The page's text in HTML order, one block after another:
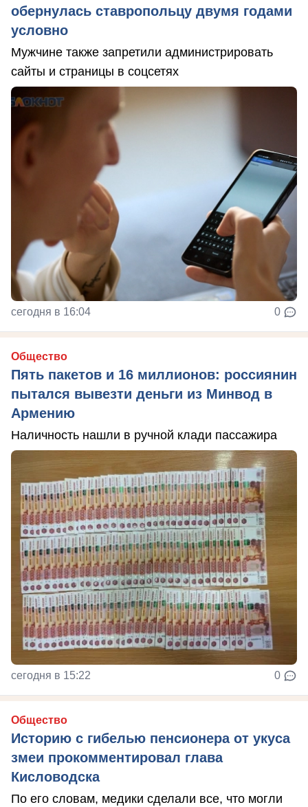
обернулась ставропольцу двумя годами
условно
Мужчине также запретили администрировать
сайты и страницы в соцсетях
сегодня в 16:04 0
Общество
Пять пакетов и 16 миллионов: россиянин
пытался вывезти деньги из Минвод в
Армению
Наличность нашли в ручной клади пассажира
сегодня в 15:22 0
Общество
Историю с гибелью пенсионера от укуса
змеи прокомментировал глава
Кисловодска
По его словам, медики сделали все, что могли